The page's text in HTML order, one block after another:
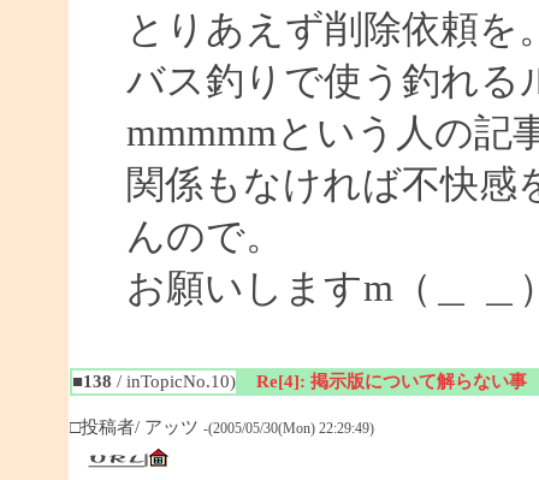
とりあえず削除依頼を
バス釣りで使う釣れる
mmmmmという人の記
関係もなければ不快感
んので。
お願いしますm（＿ ＿
■138 / inTopicNo.10) Re[4]: 掲示版について解らない事
□投稿者/ アッツ -(2005/05/30(Mon) 22:29:49)